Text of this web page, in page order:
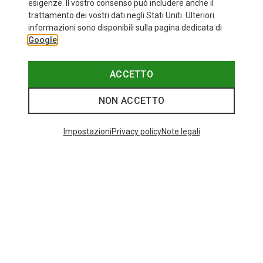
esigenze. Il vostro consenso può includere anche il
trattamento dei vostri dati negli Stati Uniti. Ulteriori
informazioni sono disponibili sulla pagina dedicata di
Google
ACCETTO
NON ACCETTO
ImpostazioniPrivacy policyNote legali